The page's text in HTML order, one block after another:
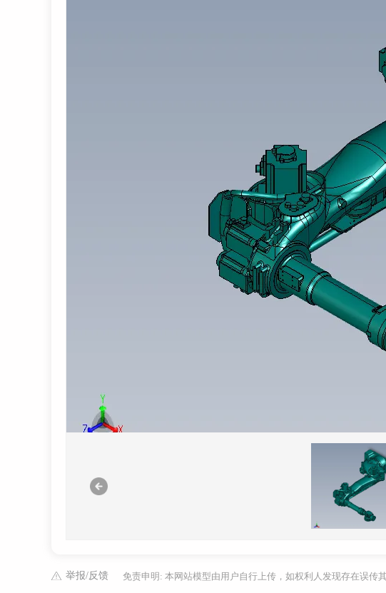
举报/反馈 免责申明: 本网站模型由用户自行上传，如权利人发现存在误传